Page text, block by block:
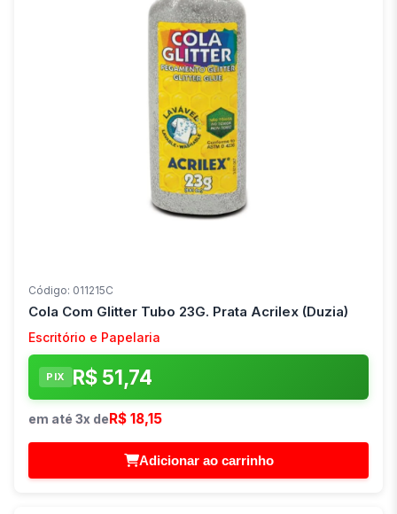
Código: 011215C
Cola Com Glitter Tubo 23G. Prata Acrilex (Duzia)
Escritório e Papelaria
PIX R$ 51,74
em até 3x deR$ 18,15
Adicionar ao carrinho